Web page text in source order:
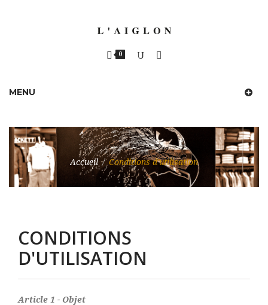
0
MENU
Accueil / Conditions d'utilisation
CONDITIONS
D'UTILISATION
Article 1 - Objet